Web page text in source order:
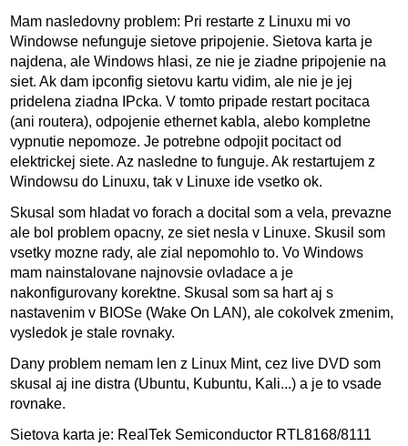
Mam nasledovny problem: Pri restarte z Linuxu mi vo
Windowse nefunguje sietove pripojenie. Sietova karta je
najdena, ale Windows hlasi, ze nie je ziadne pripojenie na
siet. Ak dam ipconfig sietovu kartu vidim, ale nie je jej
pridelena ziadna IPcka. V tomto pripade restart pocitaca
(ani routera), odpojenie ethernet kabla, alebo kompletne
vypnutie nepomoze. Je potrebne odpojit pocitact od
elektrickej siete. Az nasledne to funguje. Ak restartujem z
Windowsu do Linuxu, tak v Linuxe ide vsetko ok.
Skusal som hladat vo forach a docital som a vela, prevazne
ale bol problem opacny, ze siet nesla v Linuxe. Skusil som
vsetky mozne rady, ale zial nepomohlo to. Vo Windows
mam nainstalovane najnovsie ovladace a je
nakonfigurovany korektne. Skusal som sa hart aj s
nastavenim v BIOSe (Wake On LAN), ale cokolvek zmenim,
vysledok je stale rovnaky.
Dany problem nemam len z Linux Mint, cez live DVD som
skusal aj ine distra (Ubuntu, Kubuntu, Kali...) a je to vsade
rovnake.
Sietova karta je: RealTek Semiconductor RTL8168/8111